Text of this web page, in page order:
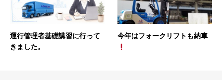
運行管理者基礎講習に行って
きました。
今年はフォークリフトも納車